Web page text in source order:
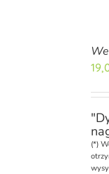
(*)